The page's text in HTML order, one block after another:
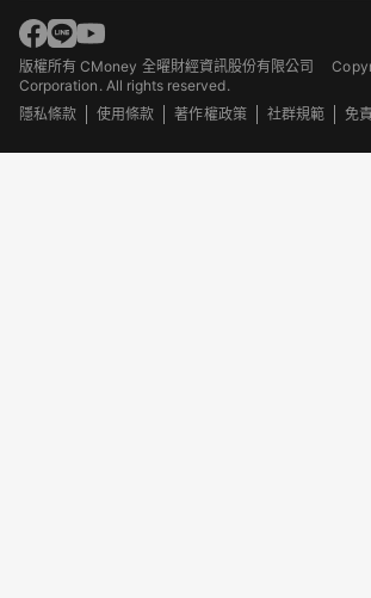
版權所有 CMoney 全曜財經資訊股份有限公司
Corporation. All rights reserved.
隱私條款
使用條款 著作權政策 社群規範 免